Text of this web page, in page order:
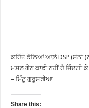
ਕਹਿੰਦੇ ਡੌਲਿਆਂ ਆਲ਼ੇ DSP (ਸੋਨੀ
ਮਸਲ ਗੇਨ ਕਾਫੀ ਨਹੀਂ ਹੈ ਜਿੰਦਗੀ ਕੇ
– ਮਿੰਟੂ ਗੁਰੂਸਰੀਆ
Share this: